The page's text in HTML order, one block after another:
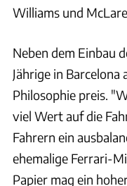
Williams und
Neben dem Einbau
Jährige in Barcelona
Philosophie preis.
viel Wert auf die
Fahrern ein
ehemalige Ferrari-
Papier mag ein